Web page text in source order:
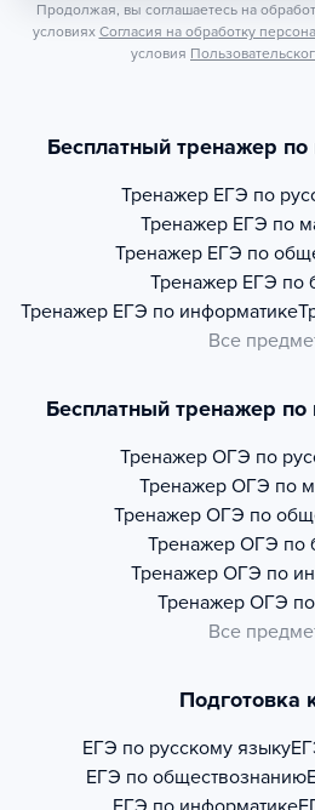
Продолжая, вы соглашаетесь на
условиях Согласия на обработку
условия
Бесплатный тренажер по
Тренажер ЕГЭ по
Тренажер ЕГЭ по
Тренажер ЕГЭ по
Тренажер ЕГЭ по
Тренажер ЕГЭ по информатике
Все
Бесплатный тренажер
Тренажер ОГЭ по
Тренажер ОГЭ по
Тренажер ОГЭ по
Тренажер ОГЭ по
Тренажер ОГЭ по
Тренажер ОГЭ
Все
Подготовка
ЕГЭ по русскому языку
ЕГЭ по обществознанию